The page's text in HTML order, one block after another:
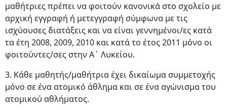
μαθήτριες πρέπει να φοιτούν κανονικά στο σχολείο με
αρχική εγγραφή ή μετεγγραφή σύμφωνα με τις
ισχύουσες διατάξεις και να είναι γεννημένοι/ες κατά
τα έτη 2008, 2009, 2010 και κατά το έτος 2011 μόνο οι
φοιτούντες/σες στην Α΄ Λυκείου.
3. Κάθε μαθητής/μαθήτρια έχει δικαίωμα συμμετοχής
μόνο σε ένα ατομικό άθλημα και σε ένα αγώνισμα του
ατομικού αθλήματος.